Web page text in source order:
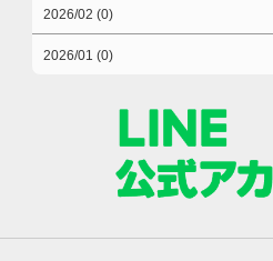
2026/02 (0)
2026/01 (0)